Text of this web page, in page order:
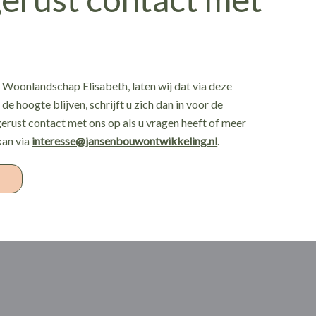
Elisabeth, laten wij dat via deze
hoogte blijven, schrijft u zich dan in voor de
contact met ons op als u vragen heeft of meer
via interesse@jansenbouwontwikkeling.nl